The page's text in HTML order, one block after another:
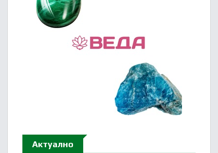
Актуално